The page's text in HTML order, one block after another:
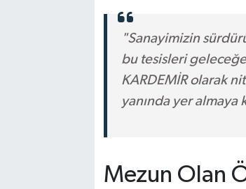
"Sanayimizin
bu tesisleri
KARDEMİR olarak
yanında yer almaya
Mezun Olan